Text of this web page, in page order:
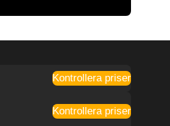
Kontrollera priser
Kontrollera priser